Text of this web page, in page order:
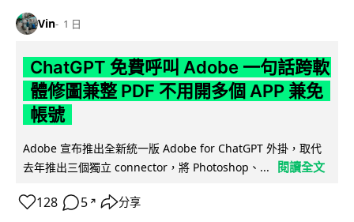
Vin 1 日
ChatGPT 免費呼叫 Adobe 一句話跨軟
體修圖兼整 PDF 不用開多個 APP 兼免
帳號
Adobe 宣布推出全新統一版 Adobe for ChatGPT 外掛，取代
去年推出三個獨立 connector，將 Photoshop、...
閱讀全文
128 5 ↗ 分享